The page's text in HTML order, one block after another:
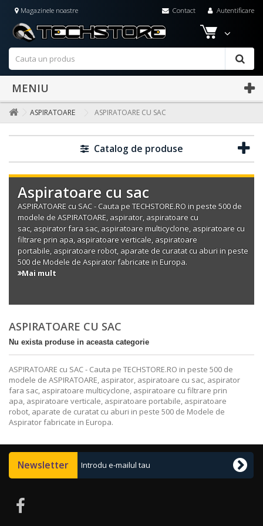
Autentificare
Contact
Magazinele noastre
MENIU
ASPIRATOARE ASPIRATOARE CU SAC
Catalog de produse
Aspiratoare cu sac
ASPIRATOARE cu SAC- Cauta pe TECHSTORE.RO in peste 500 de
modele de ASPIRATOARE, aspirator, aspiratoare cu
sac, aspirator fara sac, aspiratoare multicyclone, aspiratoare cu
filtrare prin apa, aspiratoare verticale, aspiratoare
portabile, aspiratoare robot, aparate de curatat cu aburi in peste
500 de Modele de Aspirator fabricate in Europa.
Mai mult
ASPIRATOARE CU SAC
Nu exista produse in aceasta categorie
ASPIRATOARE cu SAC- Cauta pe TECHSTORE.RO in peste 500 de
modele de ASPIRATOARE, aspirator, aspiratoare cu sac, aspirator
fara sac, aspiratoare multicyclone, aspiratoare cu filtrare prin
apa, aspiratoare verticale, aspiratoare portabile, aspiratoare
robot, aparate de curatat cu aburi in peste 500 de Modele de
Aspirator fabricate in Europa.
Newsletter